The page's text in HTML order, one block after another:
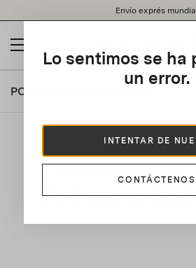
note:
website
an
accessibility
system.
Envío exprés
Lo sentimos se ha
un error.
INTENTAR DE
CONTÁCTENOS
POLÍTICA DE PRIVACIDAD
Política de
Privacidad